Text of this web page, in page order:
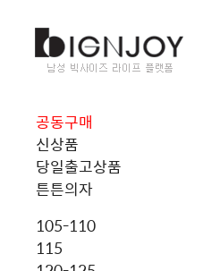
공동구매
신상품
당일출고상품
튼튼의자
105-110
115